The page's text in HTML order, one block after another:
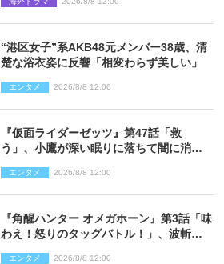
“港区女子”系AKB48元メンバー38歳、清
楚な浴衣姿に反響「相変わらず美しい」
エンタメ 2026/8/8 12:00
『仮面ライダーゼッツ』第47話「救
う」、小鷹が深い眠りに落ちて闇に消え
エンタメ 2026/8/8 12:00
『角醒ハンター オメガホーン』第3話「味
わえ！怒りのタッグバトル！」、波斬の
エンタメ 2026/8/8 12:00